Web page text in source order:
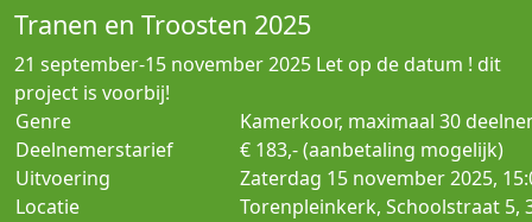
Tranen en Troosten 2025
21 september-15 november 2025 Let op de datum ! dit
project is voorbij!
Genre
Kamerkoor, maximaal 30
Deelnemerstarief
€ 183,- (aanbetaling mogelijk)
Uitvoering
Zaterdag 15 november 2025,
Locatie
Torenpleinkerk, Schoolstraat 5,